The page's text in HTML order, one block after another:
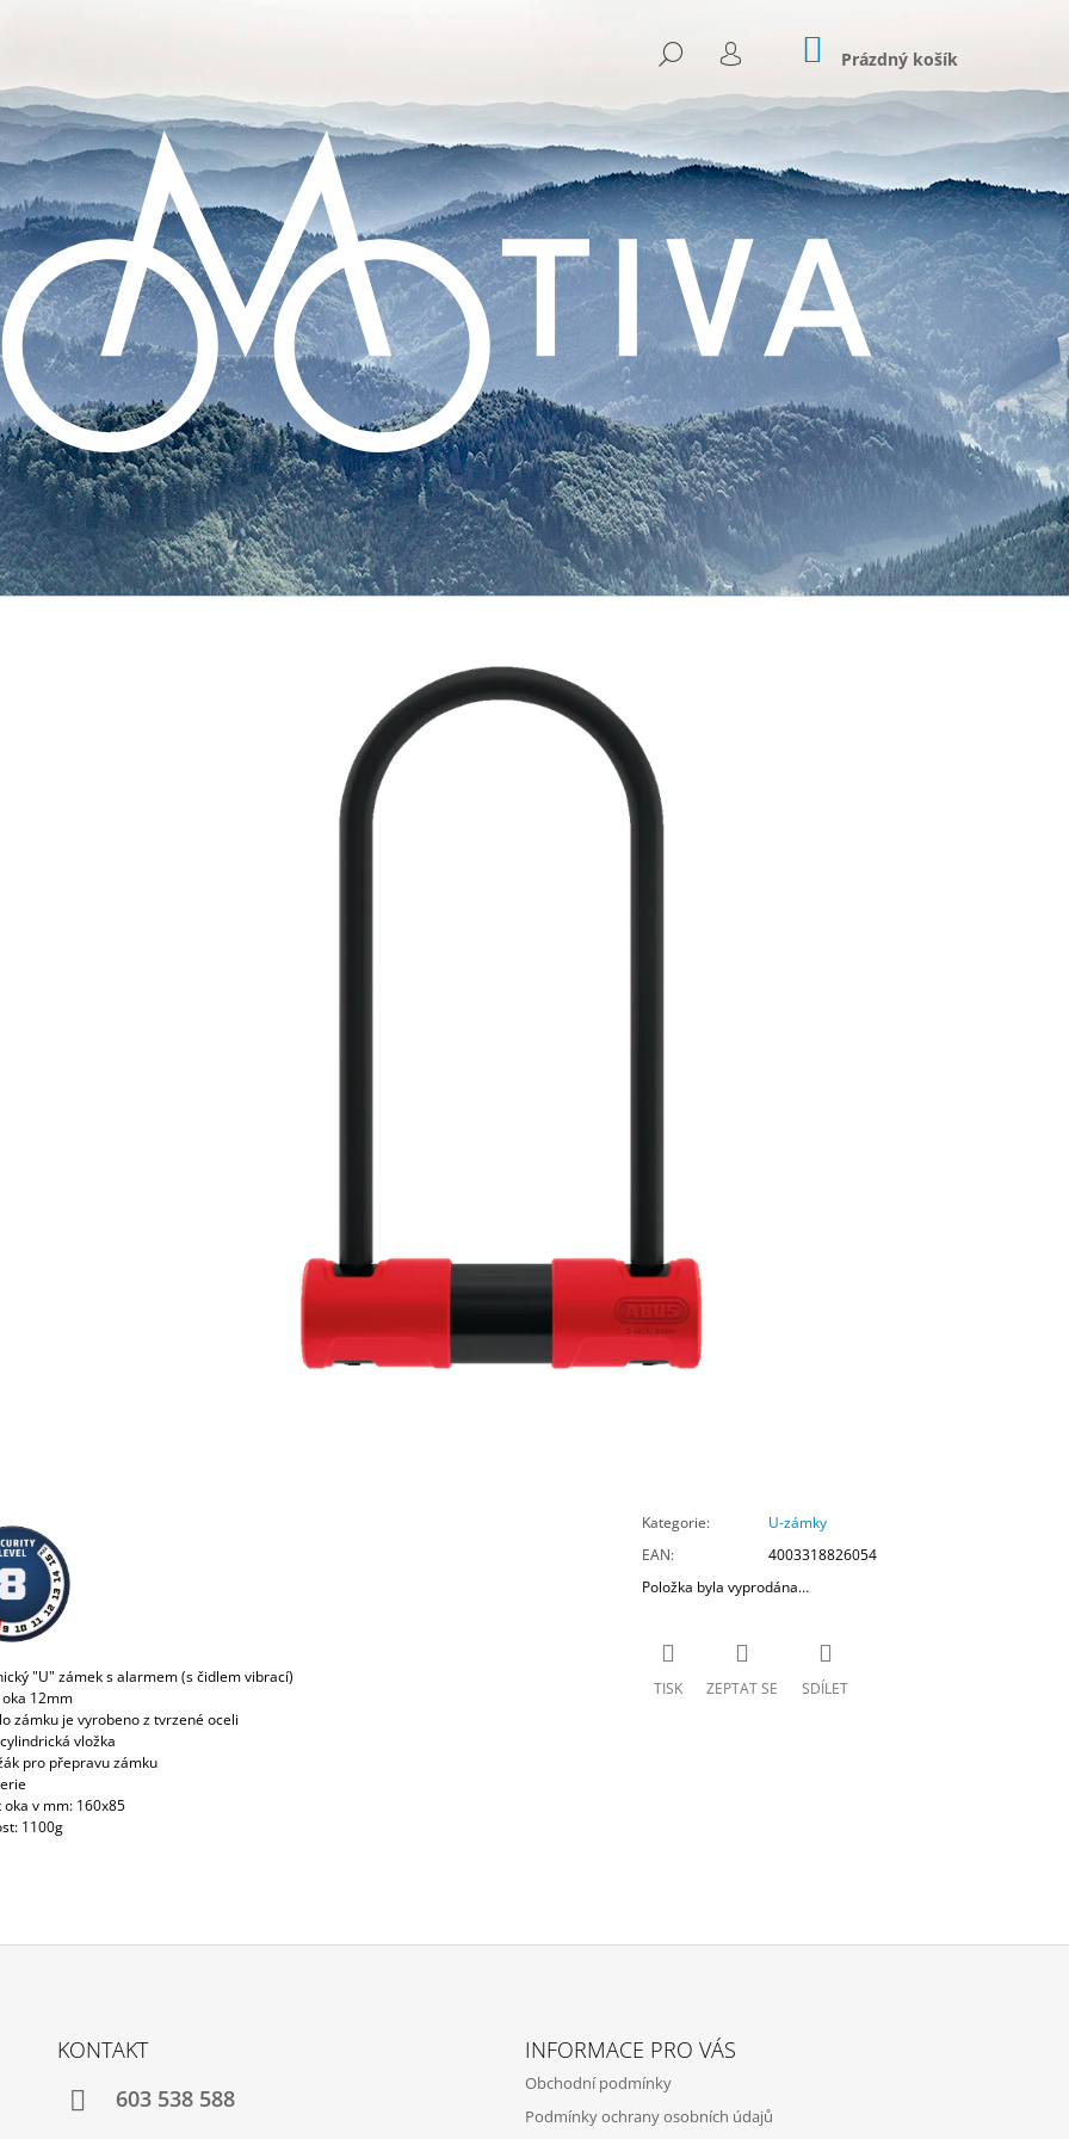
HLEDAT
PŘIHLÁŠENÍ
NÁKUPNÍ
KOŠÍK
Prázdný košík
"U" zámek s alarmem (s čidlem vibrací)
12mm
zámku je vyrobeno z tvrzené oceli
vložka
pro přepravu zámku
oka v mm: 160x85
1100g
Kategorie:
U-zámky
EAN:
4003318826054
Položka byla vyprodána…
TISK ZEPTAT SE SDÍLET
CO POTŘEBUJETE NAJÍT?
HLEDAT
DOPORUČUJEME
CONTINENTAL TOUR 28 -
42MM
Kč
KONTAKT
603 538 588
INFORMACE PRO VÁS
Obchodní podmínky
Podmínky ochrany osobních údajů